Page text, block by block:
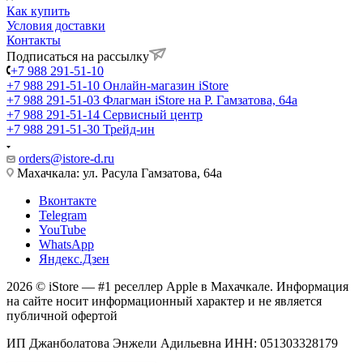
Как купить
Условия доставки
Контакты
Подписаться на рассылку
+7 988 291-51-10
+7 988 291-51-10 Онлайн-магазин iStore
+7 988 291-51-03 Флагман iStore на Р. Гамзатова, 64а
+7 988 291-51-14 Сервисный центр
+7 988 291-51-30 Трейд-ин
orders@istore-d.ru
Махачкала: ул. Расула Гамзатова, 64а
Вконтакте
Telegram
YouTube
WhatsApp
Яндекс.Дзен
2026 © iStore — #1 реселлер Apple в Махачкале. Информация
на сайте носит информационный характер и не является
публичной офертой
ИП Джанболатова Энжели Адильевна ИНН: 051303328179